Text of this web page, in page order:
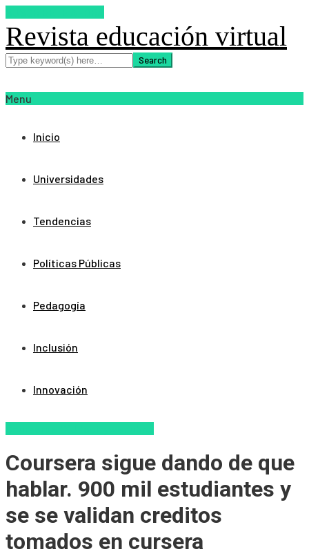
Revista educación virtual
Menu
Inicio
Universidades
Tendencias
Políticas Públicas
Pedagogía
Inclusión
Innovación
Coursera sigue dando de que
hablar. 900 mil estudiantes y
se se validan creditos
tomados en cursera